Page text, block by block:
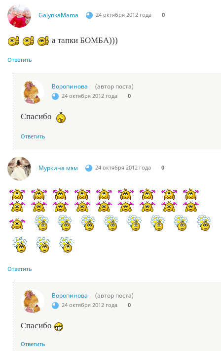
GalynkaMama 24 октября 2012 года 0
а тапки БОМБА)))
Ответить
Воропинова (автор поста)
24 октября 2012 года 0
Спасибо
Ответить
Муркина мэм 24 октября 2012 года 0
Ответить
Воропинова (автор поста)
24 октября 2012 года 0
Спасибо
Ответить